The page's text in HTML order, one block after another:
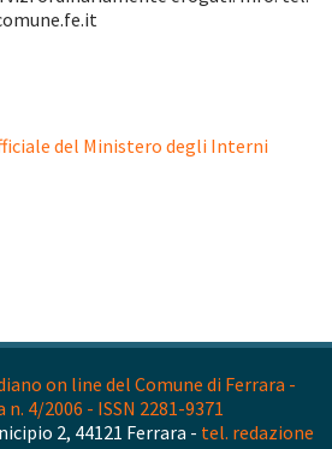
del Ministero degli Interni
on line del Comune di Ferrara -
4/2006 - ISSN 2281-9371
2, 44121 Ferrara - tel. redazione